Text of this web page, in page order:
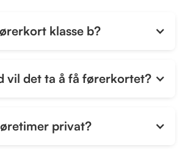
klasse b?
vil det ta å få førerkortet?
privat?
privat, men det er noen